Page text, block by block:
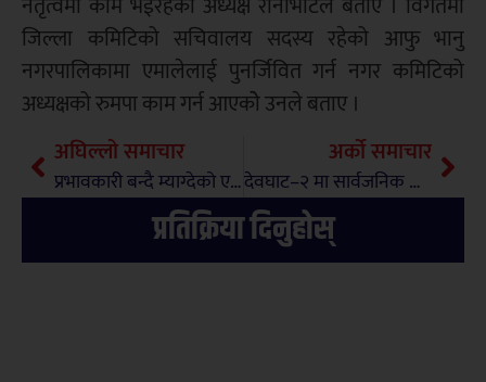
जिल्ला कमिटिको सचिवालय सदस्य रहेको आफु भानु
नगरपालिकामा एमालेलाई पुनर्जिवित गर्न नगर कमिटिको
अध्यक्षको रुमपा काम गर्न आएकोे उनले बताए ।
अघिल्लो समाचार
प्रभावकारी बन्दै म्याग्देको एकिकृत घुम्ति शिविर
अर्को समाचार
देवघाट–२ मा सार्वजनिक सुनुवाइ तथा टोल बिकास बिचको अन्तरक्रिया सम्पन्न
प्रतिक्रिया दिनुहोस्